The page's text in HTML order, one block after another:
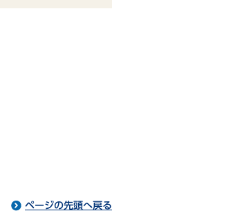
ページの先頭へ戻る